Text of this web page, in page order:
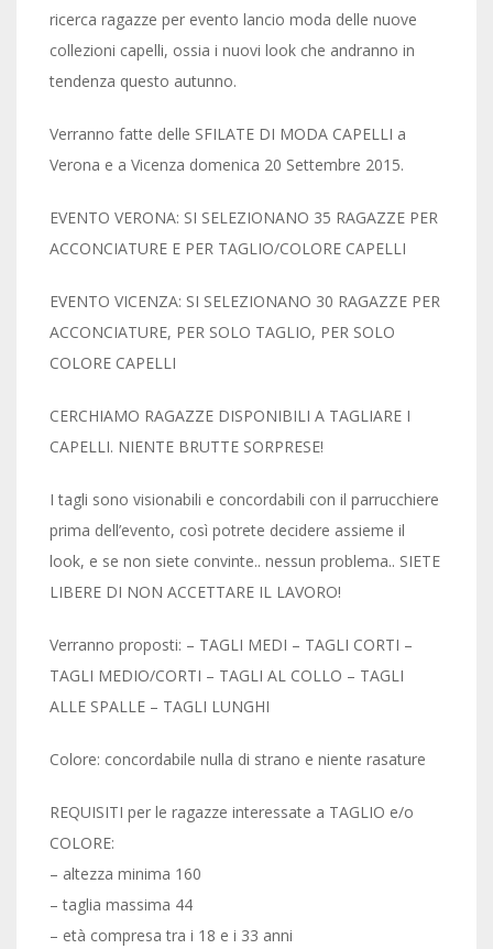
ricerca ragazze per evento lancio moda delle nuove
collezioni capelli, ossia i nuovi look che andranno in
tendenza questo autunno.
Verranno fatte delle SFILATE DI MODA CAPELLI a
Verona e a Vicenza domenica 20 Settembre 2015.
EVENTO VERONA: SI SELEZIONANO 35 RAGAZZE PER
ACCONCIATURE E PER TAGLIO/COLORE CAPELLI
EVENTO VICENZA: SI SELEZIONANO 30 RAGAZZE PER
ACCONCIATURE, PER SOLO TAGLIO, PER SOLO
COLORE CAPELLI
CERCHIAMO RAGAZZE DISPONIBILI A TAGLIARE I
CAPELLI. NIENTE BRUTTE SORPRESE!
I tagli sono visionabili e concordabili con il parrucchiere
prima dell’evento, così potrete decidere assieme il
look, e se non siete convinte.. nessun problema.. SIETE
LIBERE DI NON ACCETTARE IL LAVORO!
Verranno proposti: – TAGLI MEDI – TAGLI CORTI –
TAGLI MEDIO/CORTI – TAGLI AL COLLO – TAGLI
ALLE SPALLE – TAGLI LUNGHI
Colore: concordabile nulla di strano e niente rasature
REQUISITI per le ragazze interessate a TAGLIO e/o
COLORE:
– altezza minima 160
– taglia massima 44
– età compresa tra i 18 e i 33 anni